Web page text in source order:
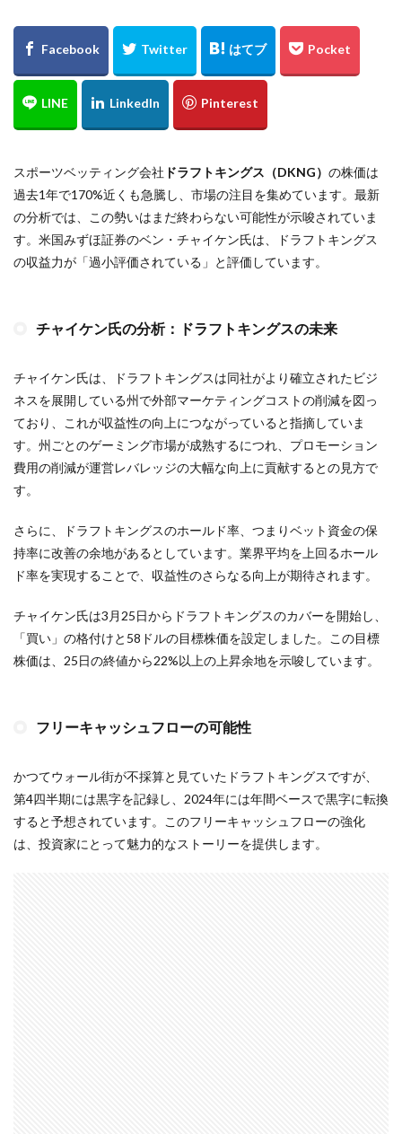
スポーツベッティング会社 ドラフトキングス（DKNG） の株価は
過去1年で170%近くも急騰し、市場の注目を集めています。最新
の分析では、この勢いはまだ終わらない可能性が示唆されていま
す。米国みずほ証券のベン・チャイケン氏は、ドラフトキングス
の収益力が「過小評価されている」と評価しています。
チャイケン氏の分析：ドラフトキングスの未来
チャイケン氏は、ドラフトキングスは同社がより確立されたビジ
ネスを展開している州で外部マーケティングコストの削減を図っ
ており、これが収益性の向上につながっていると指摘していま
す。州ごとのゲーミング市場が成熟するにつれ、プロモーション
費用の削減が運営レバレッジの大幅な向上に貢献するとの見方で
す。
さらに、ドラフトキングスのホールド率、つまりベット資金の保
持率に改善の余地があるとしています。業界平均を上回るホール
ド率を実現することで、収益性のさらなる向上が期待されます。
チャイケン氏は3月25日からドラフトキングスのカバーを開始し、
「買い」の格付けと58ドルの目標株価を設定しました。この目標
株価は、25日の終値から22%以上の上昇余地を示唆しています。
フリーキャッシュフローの可能性
かつてウォール街が不採算と見ていたドラフトキングスですが、
第4四半期には黒字を記録し、2024年には年間ベースで黒字に転換
すると予想されています。このフリーキャッシュフローの強化
は、投資家にとって魅力的なストーリーを提供します。